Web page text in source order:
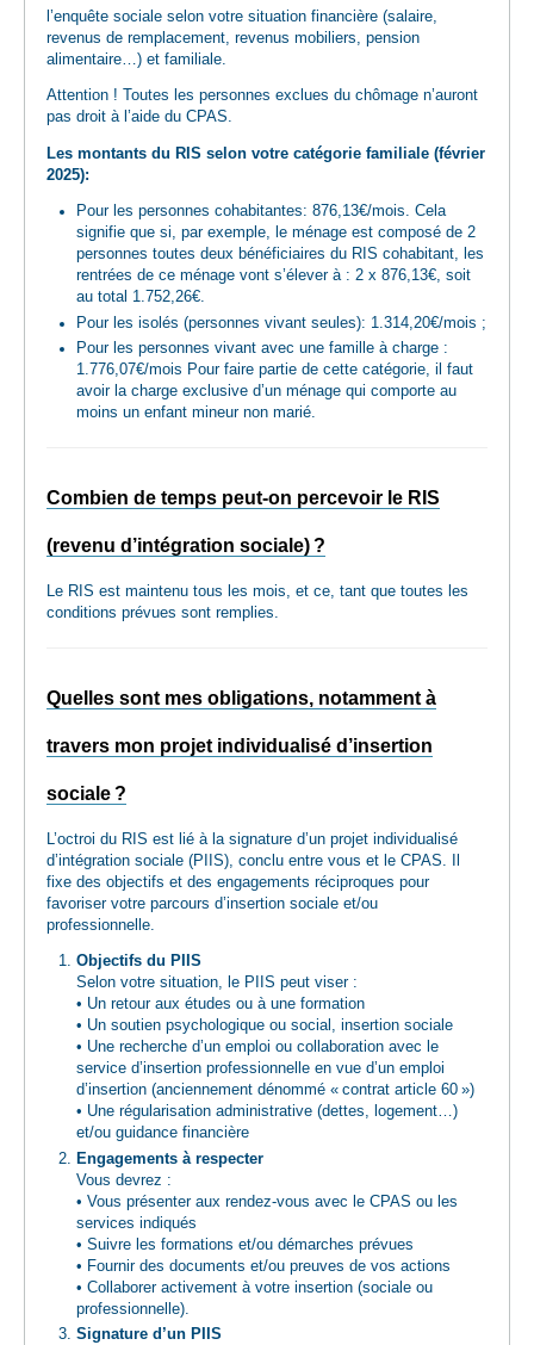
l’enquête sociale selon votre situation financière (salaire,
revenus de remplacement, revenus mobiliers, pension
alimentaire…) et familiale.
Attention ! Toutes les personnes exclues du chômage n’auront
pas droit à l’aide du CPAS.
Les montants du RIS selon votre catégorie familiale (février
2025):
Pour les personnes cohabitantes: 876,13€/mois. Cela
signifie que si, par exemple, le ménage est composé de 2
personnes toutes deux bénéficiaires du RIS cohabitant, les
rentrées de ce ménage vont s’élever à : 2 x 876,13€, soit
au total 1.752,26€.
Pour les isolés (personnes vivant seules): 1.314,20€/mois ;
Pour les personnes vivant avec une famille à charge :
1.776,07€/mois Pour faire partie de cette catégorie, il faut
avoir la charge exclusive d’un ménage qui comporte au
moins un enfant mineur non marié.
Combien de temps peut-on percevoir le RIS
(revenu d’intégration sociale) ?
Le RIS est maintenu tous les mois, et ce, tant que toutes les
conditions prévues sont remplies.
Quelles sont mes obligations, notamment à
travers mon projet individualisé d’insertion
sociale ?
L’octroi du RIS est lié à la signature d’un projet individualisé
d’intégration sociale (PIIS), conclu entre vous et le CPAS. Il
fixe des objectifs et des engagements réciproques pour
favoriser votre parcours d’insertion sociale et/ou
professionnelle.
Objectifs du PIIS
Selon votre situation, le PIIS peut viser :
• Un retour aux études ou à une formation
• Un soutien psychologique ou social, insertion sociale
• Une recherche d’un emploi ou collaboration avec le
service d’insertion professionnelle en vue d’un emploi
d’insertion (anciennement dénommé « contrat article 60 »)
• Une régularisation administrative (dettes, logement…)
et/ou guidance financière
Engagements à respecter
Vous devrez :
• Vous présenter aux rendez-vous avec le CPAS ou les
services indiqués
• Suivre les formations et/ou démarches prévues
• Fournir des documents et/ou preuves de vos actions
• Collaborer activement à votre insertion (sociale ou
professionnelle).
Signature d’un PIIS